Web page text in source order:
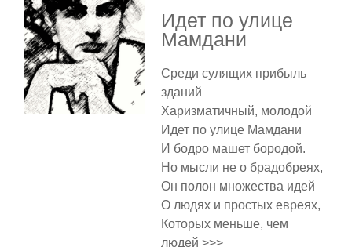
Идет по улице
Мамдани
Среди сулящих прибыль
зданий
Харизматичный, молодой
Идет по улице Мамдани
И бодро машет бородой.
Но мысли не о брадобреях,
Он полон множества идей
О людях и простых евреях,
Которых меньше, чем
людей >>>